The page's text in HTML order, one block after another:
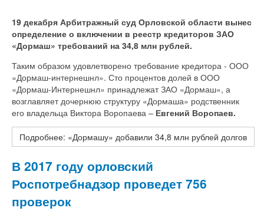
19 декабря Арбитражный суд Орловской области вынес
определение о включении в реестр кредиторов ЗАО
«Дормаш» требований на 34,8 млн рублей.
Таким образом удовлетворено требование кредитора - ООО
«Дормаш-интернешнл». Сто процентов долей в ООО
«Дормаш-Интернешнл» принадлежат ЗАО «Дормаш», а
возглавляет дочернюю структуру «Дормаша» родственник
его владельца Виктора Воропаева – Евгений Воропаев.
Подробнее: «Дормашу» добавили 34,8 млн рублей долгов
В 2017 году орловский
Роспотребнадзор проведет 756
проверок